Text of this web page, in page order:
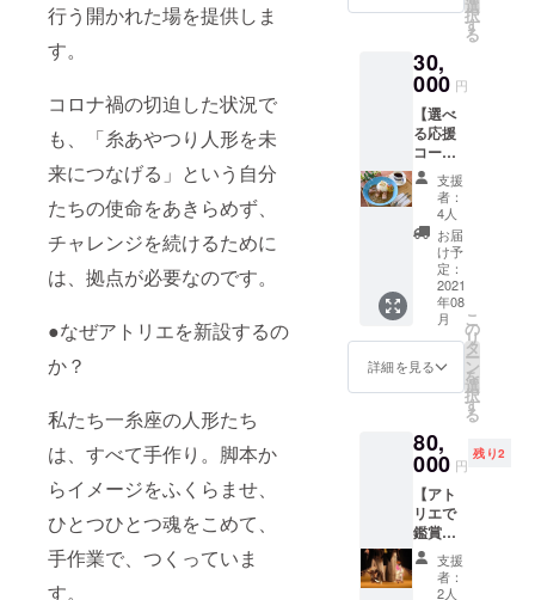
行う開かれた場を提供しま
す。
コロナ禍の切迫した状況で
も、「糸あやつり人形を未
来につなげる」という自分
たちの使命をあきらめず、
チャレンジを続けるために
は、拠点が必要なのです。
●なぜアトリエを新設するの
か？
私たち一糸座の人形たち
は、すべて手作り。脚本か
らイメージをふくらませ、
ひとつひとつ魂をこめて、
手作業で、つくっていま
す。
びくだ
券はお
釣りは
出ませ
ん ※有
効期
限：令
和3年9
月～令
和4年9
月
支援者
以外の
方への
公開は
ご遠慮
くださ
い。 古
典小作
品の映
像をご
覧頂い
たあ
と、人
形の講
座と質
を行い
ます。
ほどを
予定し
ていま
す。 開
催後は1
か月ほ
ど、
アーカ
子様は1
で保護
者の方
の同伴
可能で
す アト
リエに
て、人
形の操
作を体
験して
頂けま
す。 開
催は8月
15日
(日)と
16日
(月)とな
コース
は8月15
日(日)の
14時開
催の回
です。
手板
（操作
ページ
にご希
望のお
名前を
ご記入
くださ
い ・ア
トリエ
にて人
形操作
体験
※基本は
大人1名
様での
ご参加
です
が、高
校生以
子様は1
で保護
者の方
の同伴
可能で
す アト
リエに
て、人
形の操
作を体
選
択
す
る
30,
000 円
【選べ
る応援
コー
ス】 ・
お礼
メール
・ホー
ムペー
ジにお
名前掲
載 ・オ
オワニ
通リ
ステッ
カー ・
オオワ
リ マ
グカッ
プ ・オ
オワニ
通リ
エコ
バック
・オオ
ワニ通
支援
者：
4人
お届
け予
定：
2021
年08
月
詳細を見る
こ
の
リ
タ
ー
ン
を
選
択
す
る
80,
000 円
残り2
【アト
リエで
鑑賞
コー
ス】 ・
お礼
支援
者：
2人